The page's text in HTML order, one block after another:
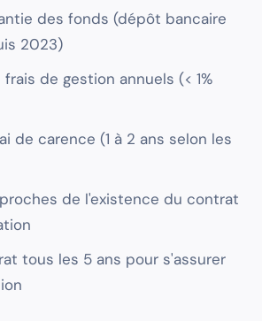
des fonds (dépôt bancaire
2023)
de gestion annuels (< 1%
de carence (1 à 2 ans selon les
de l'existence du contrat
tous les 5 ans pour s'assurer